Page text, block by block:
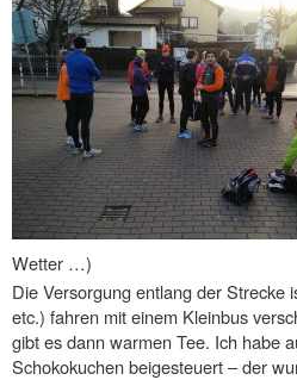
Wetter …)
Die Versorgung entlang der Strecke
etc.) fahren mit einem Kleinbus
gibt es dann warmen Tee. Ich habe
Schokokuchen beigesteuert – der